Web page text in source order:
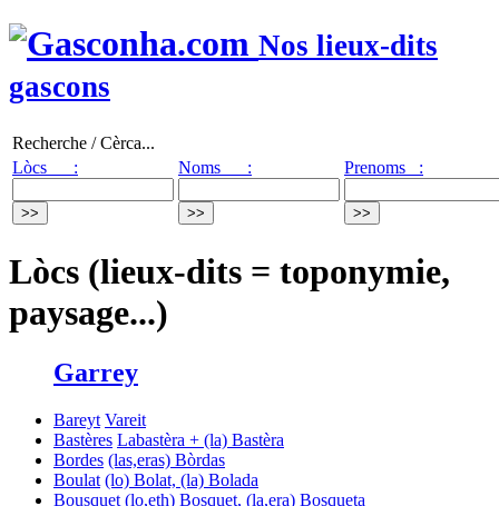
Nos lieux-dits
gascons
Recherche / Cèrca...
Lòcs :
Noms : Prenoms :
Lòcs (lieux-dits = toponymie,
paysage...)
Garrey
Bareyt Vareit
Bastères Labastèra + (la) Bastèra
Bordes (las,eras) Bòrdas
Boulat (lo) Bolat, (la) Bolada
Bousquet (lo,eth) Bosquet, (la,era) Bosqueta